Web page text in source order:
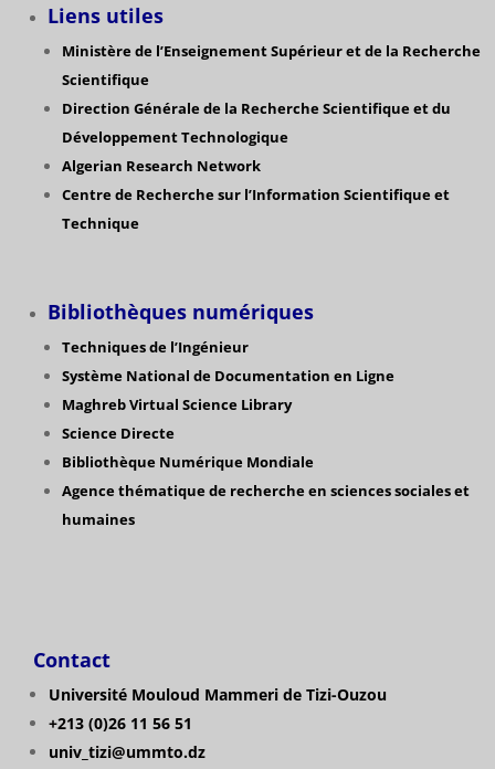
Liens utiles
Ministère de l’Enseignement Supérieur et de la Recherche
Scientifique
Direction Générale de la Recherche Scientifiqueet du
Développement Technologique
Algerian Research Network
Centre de Recherche sur l’Information Scientifique et
Technique
Bibliothèques numériques
Techniques de l’Ingénieur
Système National de Documentation en Ligne
Maghreb Virtual Science Library
Science Directe
Bibliothèque Numérique Mondiale
Agence thématique de recherche en sciences sociales et
humaines
Contact
Université Mouloud Mammeri de Tizi-Ouzou
+213 (0)26 11 56 51
univ_tizi@ummto.dz